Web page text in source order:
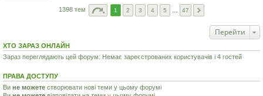
1398 тем 1 2 3 4 5 47
Перейти
ХТО ЗАРАЗ ОНЛАЙН
Зараз переглядають цей форум: Немає зареєстрованих користувачів і 4 гостей
ПРАВА ДОСТУПУ
Ви не можете створювати нові теми у цьому форумі